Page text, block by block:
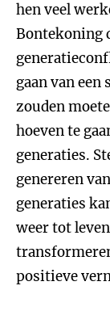
hen veel
Bontekoning
gaan van een
zouden
hoeven te
generaties.
genereren
generaties
weer tot
positieve